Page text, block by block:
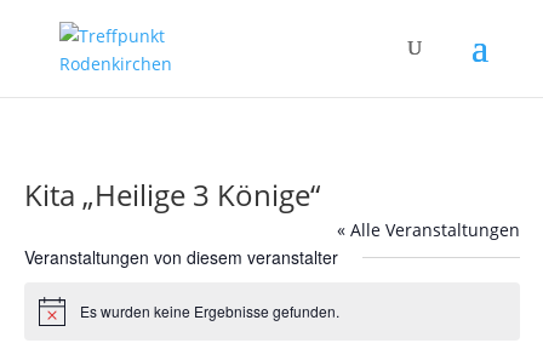
Kita „Heilige 3 Könige“
« Alle Veranstaltungen
Veranstaltungen von diesem veranstalter
HinweisEs wurden keine Ergebnisse gefunden.